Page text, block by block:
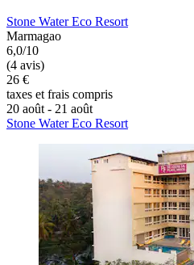
Stone Water Eco Resort
Marmagao
6,0/10
(4 avis)
26 €
taxes et frais compris
20 août - 21 août
Stone Water Eco Resort